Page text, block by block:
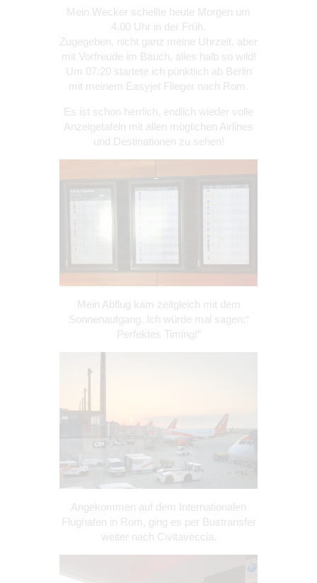
Mein Wecker schellte heute Morgen um
4.00 Uhr in der Früh.
Zugegeben, nicht ganz meine Uhrzeit, aber
mit Vorfreude im Bauch, alles halb so wild!
Um 07:20 startete ich pünktlich ab Berlin
mit meinem Easyjet Flieger nach Rom.
Es ist schon herrlich, endlich wieder volle
Anzeigetafeln mit allen möglichen Airlines
und Destinationen zu sehen!
Mein Abflug kam zeitgleich mit dem
Sonnenaufgang. Ich würde mal sagen:“
Perfektes Timing!“
Angekommen auf dem Internationalen
Flughafen in Rom, ging es per Bustransfer
weiter nach Civitaveccia.